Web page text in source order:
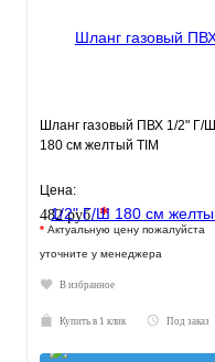
Шланг газовый ПВХ 1/2" Г/Ш
180 см желтый TIM
Цена:
482 руб.*
* Актуальную цену пожалуйста
уточните у менеджера
В избранное
Купить в 1 клик Под заказ